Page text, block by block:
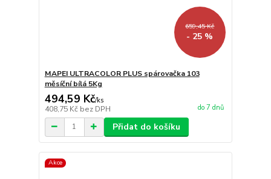
659,45 Kč
- 25 %
MAPEI ULTRACOLOR PLUS spárovačka 103
měsíční bílá 5Kg
494,59 Kč/ks
408,75 Kč bez DPH do 7 dnů
Přidat do košíku
Akce